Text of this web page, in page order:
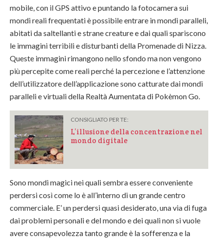
mobile, con il GPS attivo e puntando la fotocamera sui
mondi reali frequentati è possibile entrare in mondi paralleli,
abitati da saltellanti e strane creature e dai quali spariscono
le immagini terribili e disturbanti della Promenade di Nizza.
Queste immagini rimangono nello sfondo ma non vengono
più percepite come reali perché la percezione e l’attenzione
dell’utilizzatore dell’applicazione sono catturate dai mondi
paralleli e virtuali della Realtà Aumentata di Pokèmon Go.
CONSIGLIATO PER TE:
L’illusione della concentrazione nel
mondo digitale
Sono mondi magici nei quali sembra essere conveniente
perdersi così come lo è all’interno di un grande centro
commerciale. E’ un perdersi quasi desiderato, una via di fuga
dai problemi personali e del mondo e dei quali non si vuole
avere consapevolezza tanto grande è la sofferenza e la